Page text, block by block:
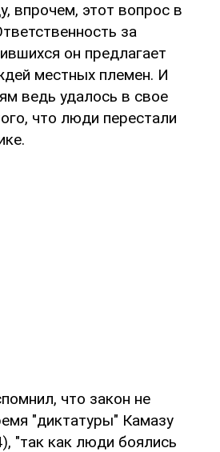
впрочем, этот вопрос в
за
он предлагает
местных племен. И
ведь удалось в свое
что люди перестали
что закон не
"диктатуры" Камазу
"так как люди боялись